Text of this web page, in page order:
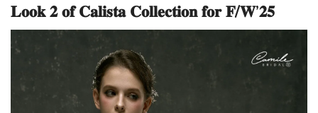
𝐋𝐨𝐨𝐤 𝟐 𝐨𝐟 𝐂𝐚𝐥𝐢𝐬𝐭𝐚 𝐂𝐨𝐥𝐥𝐞𝐜𝐭𝐢𝐨𝐧 𝐟𝐨𝐫 𝐅/𝐖’𝟐𝟓